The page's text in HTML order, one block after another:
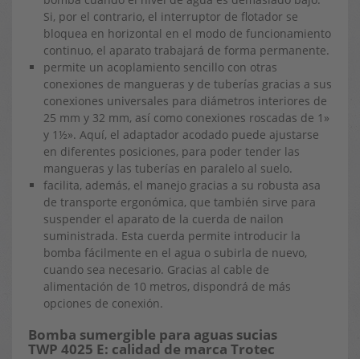
Si, por el contrario, el interruptor de flotador se
bloquea en horizontal en el modo de funcionamiento
continuo, el aparato trabajará de forma permanente.
permite un acoplamiento sencillo con otras
conexiones de mangueras y de tuberías gracias a sus
conexiones universales para diámetros interiores de
25 mm y 32 mm, así como conexiones roscadas de 1»
y 1½». Aquí, el adaptador acodado puede ajustarse
en diferentes posiciones, para poder tender las
mangueras y las tuberías en paralelo al suelo.
facilita, además, el manejo gracias a su robusta asa
de transporte ergonómica, que también sirve para
suspender el aparato de la cuerda de nailon
suministrada. Esta cuerda permite introducir la
bomba fácilmente en el agua o subirla de nuevo,
cuando sea necesario. Gracias al cable de
alimentación de 10 metros, dispondrá de más
opciones de conexión.
Bomba sumergible para aguas sucias
TWP 4025 E: calidad de marca Trotec